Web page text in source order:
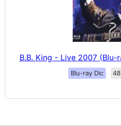
B.B. King - Live 2007
Blu-ray Dic